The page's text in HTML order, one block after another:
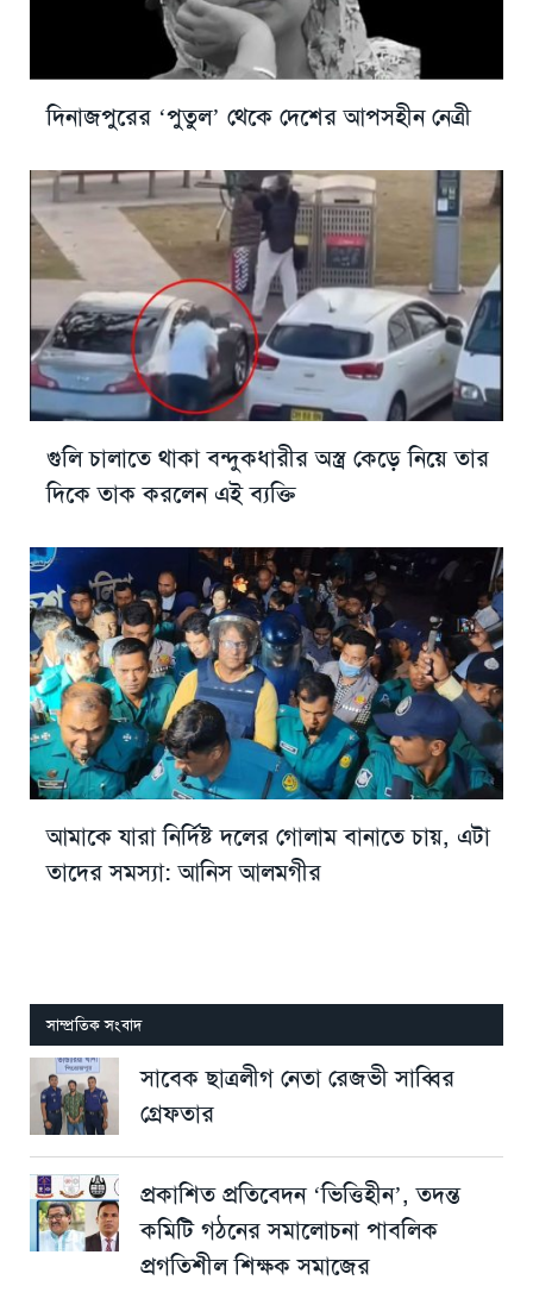
দিনাজপুরের ‘পুতুল’ থেকে দেশের আপসহীন নেত্রী
গুলি চালাতে থাকা বন্দুকধারীর অস্ত্র কেড়ে নিয়ে তার
দিকে তাক করলেন এই ব্যক্তি
আমাকে যারা নির্দিষ্ট দলের গোলাম বানাতে চায়, এটা
তাদের সমস্যা: আনিস আলমগীর
সাম্প্রতিক সংবাদ
সাবেক ছাত্রলীগ নেতা রেজভী সাব্বির
গ্রেফতার
প্রকাশিত প্রতিবেদন ‘ভিত্তিহীন’, তদন্ত
কমিটি গঠনের সমালোচনা পাবলিক
প্রগতিশীল শিক্ষক সমাজের